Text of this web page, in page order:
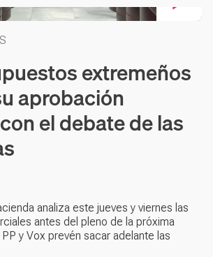
extremeños
aprobación
el debate de las
analiza este jueves y viernes las
antes del pleno de la próxima
y Vox prevén sacar adelante las